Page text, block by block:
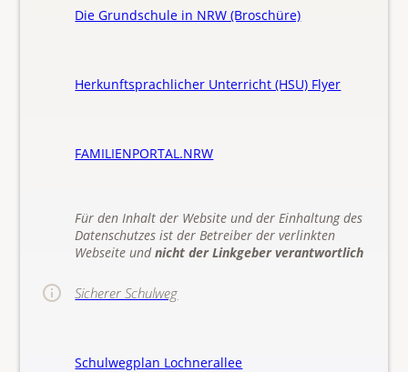
Die Grundschule in NRW (Broschüre)
Herkunftsprachlicher Unterricht (HSU) Flyer
FAMILIENPORTAL.NRW
Für den Inhalt der Website und der Einhaltung des
Datenschutzes ist der Betreiber der verlinkten
Webseite undnicht der Linkgeber verantwortlich
Sicherer Schulweg
Schulwegplan Lochnerallee